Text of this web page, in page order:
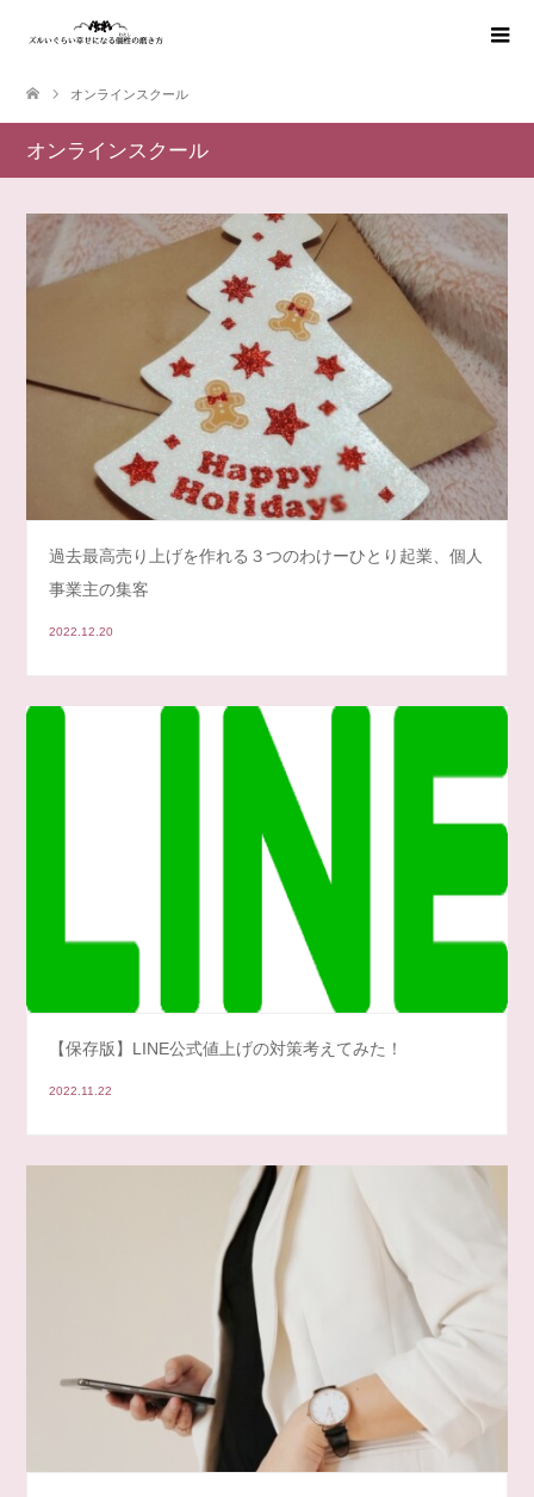
オンラインスクール
オンラインスクール
過去最高売り上げを作れる３つのわけーひとり起業、個人
事業主の集客
2022.12.20
【保存版】LINE公式値上げの対策考えてみた！
2022.11.22